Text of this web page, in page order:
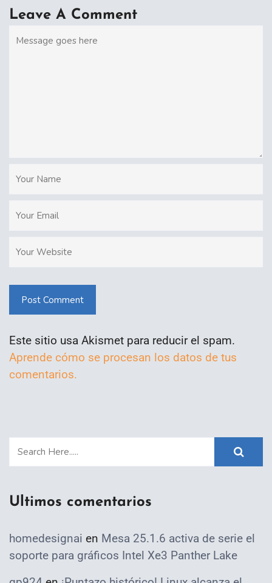
Leave A Comment
Post Comment
Este sitio usa Akismet para reducir el spam.
Aprende cómo se procesan los datos de tus
comentarios.
Ultimos comentarios
homedesignai en Mesa 25.1.6 activa de serie el
soporte para gráficos Intel Xe3 Panther Lake